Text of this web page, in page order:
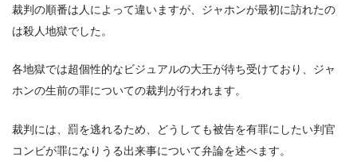
裁判の順番は人によって違いますが、ジャホンが最初に訪れたの
は殺人地獄でした。
各地獄では超個性的なビジュアルの大王が待ち受けており、ジャ
ホンの生前の罪についての裁判が行われます。
裁判には、罰を逃れるため、どうしても被告を有罪にしたい判官
コンビが罪になりうる出来事について弁論を述べます。